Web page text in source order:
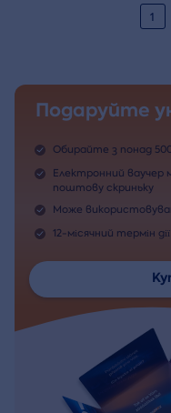
1
Подаруйте
Обирайте з понад 500
Електронний
поштову скриньку
Може
12-місячний термін